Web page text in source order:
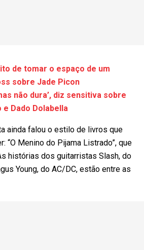
de tomar o espaço de um
sobre Jade Picon
não dura’, diz sensitiva sobre
e Dado Dolabella
ainda falou o estilo de livros que
“O Menino do Pijama Listrado”, que
histórias dos guitarristas Slash, do
Young, do AC/DC, estão entre as